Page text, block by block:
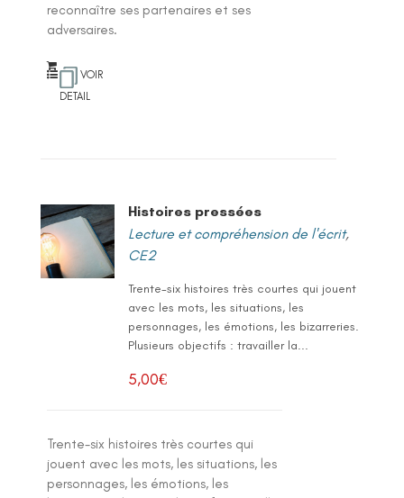
reconnaître ses partenaires et ses
adversaires.
VOIR
DETAIL
Histoires pressées
Lecture et compréhension de l'écrit,
CE2
Trente-six histoires très courtes qui jouent
avec les mots, les situations, les
personnages, les émotions, les bizarreries.
Plusieurs objectifs : travailler la...
5,00€
Trente-six histoires très courtes qui
jouent avec les mots, les situations, les
personnages, les émotions, les